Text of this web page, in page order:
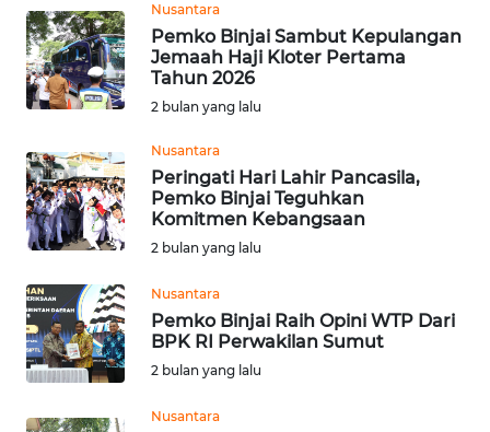
Nusantara
Pemko Binjai Sambut Kepulangan
Jemaah Haji Kloter Pertama
Tahun 2026
2 bulan yang lalu
Nusantara
Peringati Hari Lahir Pancasila,
Pemko Binjai Teguhkan
Komitmen Kebangsaan
2 bulan yang lalu
Nusantara
Pemko Binjai Raih Opini WTP Dari
BPK RI Perwakilan Sumut
2 bulan yang lalu
Nusantara
SIMALUNGUN
WN
LABUHANBATU
WN
TAPANULI
TENGAH
SERDANG
WN
TEBING